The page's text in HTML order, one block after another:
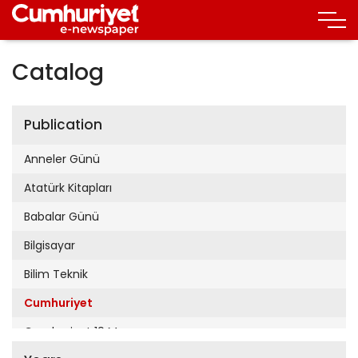
Catalog
Publication
Anneler Günü
Atatürk Kitapları
Babalar Günü
Bilgisayar
Bilim Teknik
Cumhuriyet
Cumhuriyet 19 Mayıs